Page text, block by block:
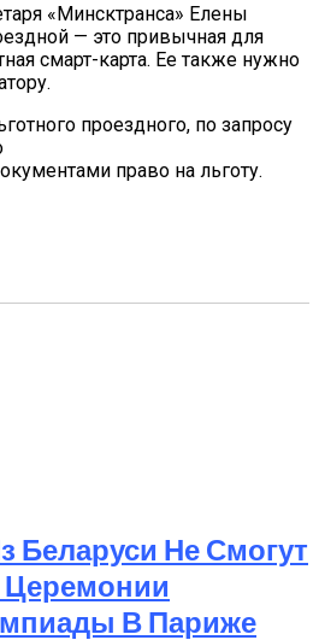
8 Этапов Похудения У
И Женщин
«Минсктранса» Елены
— это привычная для
смарт-карта. Ее также нужно
проездного, по запросу
право на льготу.
Беларуси Не Смогут
Церемонии
В Париже